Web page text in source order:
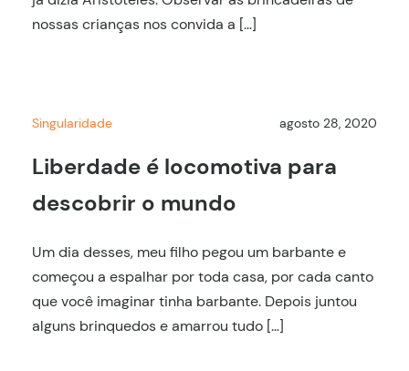
nossas crianças nos convida a […]
Singularidade agosto 28, 2020
Liberdade é locomotiva para
descobrir o mundo
Um dia desses, meu filho pegou um barbante e
começou a espalhar por toda casa, por cada canto
que você imaginar tinha barbante. Depois juntou
alguns brinquedos e amarrou tudo […]